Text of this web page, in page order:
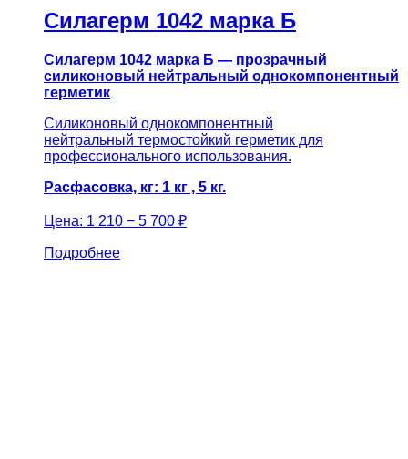
Силагерм 1042 марка Б
Силагерм 1042 марка Б — прозрачный
силиконовый нейтральный однокомпонентный
герметик
Силиконовый однокомпонентный
нейтральный термостойкий герметик для
профессионального использования.
Расфасовка, кг: 1 кг , 5 кг.
Цена: 1 210 − 5 700 ₽
Подробнее